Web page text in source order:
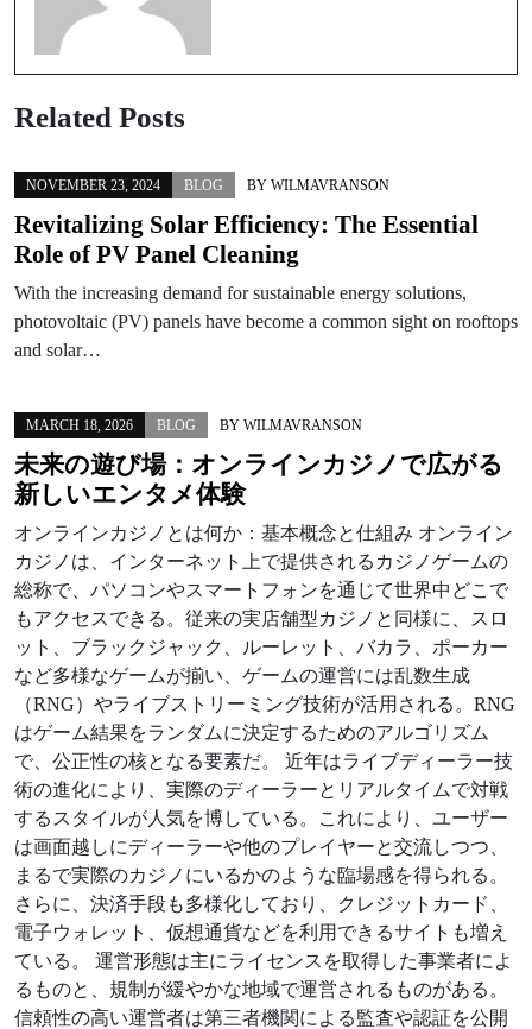
Related Posts
NOVEMBER 23, 2024 BLOG BY WILMAVRANSON
Revitalizing Solar Efficiency: The Essential
Role of PV Panel Cleaning
With the increasing demand for sustainable energy solutions,
photovoltaic (PV) panels have become a common sight on rooftops
and solar…
MARCH 18, 2026 BLOG BY WILMAVRANSON
未来の遊び場： オンラインカジノ で広がる
新しいエンタメ体験
オンラインカジノとは何か：基本概念と仕組み オンライン
カジノは、インターネット上で提供されるカジノゲームの
総称で、パソコンやスマートフォンを通じて世界中どこで
もアクセスできる。従来の実店舗型カジノと同様に、スロ
ット、ブラックジャック、ルーレット、バカラ、ポーカー
など多様なゲームが揃い、ゲームの運営には乱数生成
（RNG）やライブストリーミング技術が活用される。RNG
はゲーム結果をランダムに決定するためのアルゴリズム
で、公正性の核となる要素だ。 近年はライブディーラー技
術の進化により、実際のディーラーとリアルタイムで対戦
するスタイルが人気を博している。これにより、ユーザー
は画面越しにディーラーや他のプレイヤーと交流しつつ、
まるで実際のカジノにいるかのような臨場感を得られる。
さらに、決済手段も多様化しており、クレジットカード、
電子ウォレット、仮想通貨などを利用できるサイトも増え
ている。 運営形態は主にライセンスを取得した事業者によ
るものと、規制が緩やかな地域で運営されるものがある。
信頼性の高い運営者は第三者機関による監査や認証を公開